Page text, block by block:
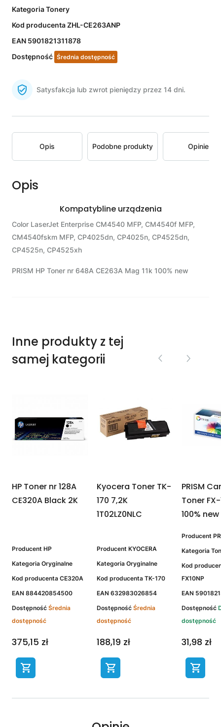
KategoriaTonery
Kod producentaZHL-CE263ANP
EAN 5901821311878
Dostępność Średnia dostępność
Satysfakcja lub zwrot pieniędzy przez 14 dni.
Opis Podobne produkty Opinie
Opis
Kompatybline urządzenia
Color LaserJet Enterprise CM4540 MFP, CM4540f MFP,
CM4540fskm MFP, CP4025dn, CP4025n, CP4525dn,
CP4525n, CP4525xh
PRISM HP Toner nr 648A CE263A Mag 11k 100% new
Inne produkty z tej
samej kategorii
HP Toner nr 128A
CE320A Black 2K
Producent HP
Kategoria Oryginalne
Kod producenta CE320A
EAN 884420854500
Dostępność Średnia
dostępność
375,15 zł
Kyocera Toner TK-
170 7,2K
1T02LZ0NLC
Producent KYOCERA
Kategoria Oryginalne
Kod producenta TK-170
EAN 632983026854
Dostępność Średnia
dostępność
188,19 zł
PRISM
Toner
100%
Producent
Kategoria
Kod
FX10NP
EAN
Dostępność
dostępność
31,98 zł